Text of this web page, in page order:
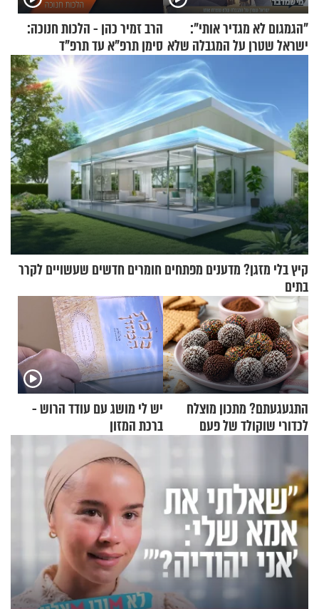
"הגמגום לא מגדיר אותי":
ישראל שטרן על המגבלה שלא
הרב זמיר כהן - הלכות חנוכה:
סימן תרפ"א עד תרפ"ד
קיץ בלי מזגן? מדענים מפתחים חומרים חדשים שעשויים לקרר
בתים
התגעגעתם? מתכון מוצלח
לכדורי שוקולד של פעם
יש לי מושג עם עודד הרוש -
ברכת המזון